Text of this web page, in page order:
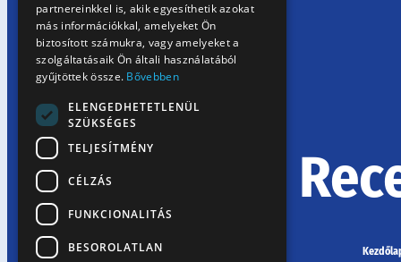
partnereinkkel is, akik egyesíthetik azokat
más információkkal, amelyeket Ön
biztosított számukra, vagy amelyeket a
szolgáltatásaik Ön általi használatából
gyűjtöttek össze. Bővebben
ELENGEDHETETLENÜL
SZÜKSÉGES
TELJESÍTMÉNY
CÉLZÁS
FUNKCIONALITÁS
BESOROLATLAN